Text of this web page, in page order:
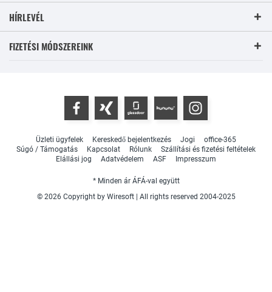
HÍRLEVÉL
FIZETÉSI MÓDSZEREINK
Üzleti ügyfelek Kereskedő bejelentkezés Jogi
office-365
Súgó / Támogatás
Kapcsolat Rólunk
Szállítási és fizetési feltételek
Elállási jog
Adatvédelem ASF Impresszum
* Minden ár ÁFÁ-val együtt
© 2026 Copyright by Wiresoft | All rights reserved 2004-2025